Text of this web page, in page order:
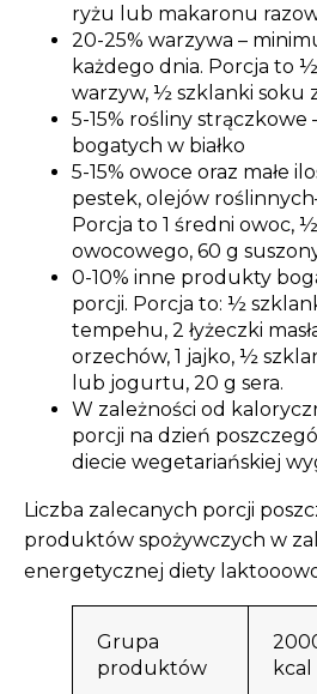
ryżu lub makaronu
20-25% warzywa –
każdego dnia. Porcja to
warzyw, ½ szklanki soku
5-15% rośliny
bogatych w białko
5-15% owoce oraz małe
pestek, olejów
Porcja to 1 średni owoc,
owocowego, 60 g
0-10% inne produkty
porcji. Porcja to: ½
tempehu, 2 łyżeczki
orzechów, 1 jajko, ½
lub jogurtu, 20 g sera.
W zależności od
porcji na dzień
diecie wegetariańskiej
Liczba zalecanych porcji
produktów spożywczych w
energetycznej diety
Grupa
produktów
kcal